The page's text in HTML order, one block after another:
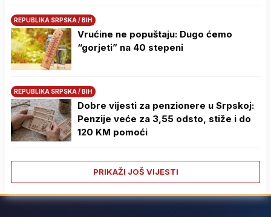
REPUBLIKA SRPSKA / BIH
Vrućine ne popuštaju: Dugo ćemo
“gorjeti” na 40 stepeni
REPUBLIKA SRPSKA / BIH
Dobre vijesti za penzionere u Srpskoj:
Penzije veće za 3,55 odsto, stiže i do
120 KM pomoći
PRIKAŽI JOŠ VIJESTI